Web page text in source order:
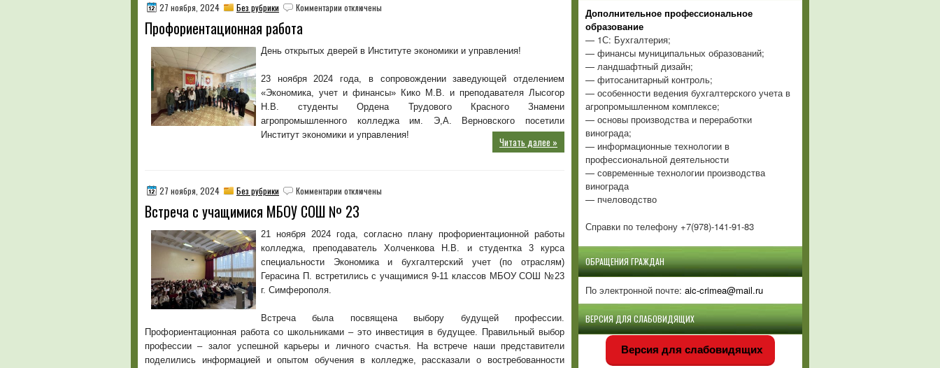
27 ноября, 2024 Без рубрики Комментарии к
работа
отключены
Профориентационная работа
День открытых дверей в Институте экономики и управления!
23 ноября 2024 года, в сопровождении заведующей отделением
«Экономика, учет и финансы» Кико М.В. и преподавателя Лысогор
Н.В. студенты Ордена Трудового Красного Знамени
агропромышленного колледжа им. Э,А. Верновского посетили
Институт экономики и управления!
Читать далее »
27 ноября, 2024 Без рубрики Комментарии к
Встреча
учащимися
МБОУ
СОШ
№
отключены
Встреча с учащимися МБОУ СОШ № 23
21 ноября 2024 года, согласно плану профориентационной работы
колледжа, преподаватель Холченкова Н.В. и студентка 3 курса
специальности Экономика и бухгалтерский учет (по отраслям)
Герасина П. встретились с учащимися 9-11 классов МБОУ СОШ №23
г. Симферополя.
Встреча была посвящена выбору будущей профессии.
Профориентационная работа со школьниками – это инвестиция в будущее. Правильный выбор
профессии – залог успешной карьеры и личного счастья. На встрече наши представители
поделились информацией и опытом обучения в колледже, рассказали о востребованности
Дополнительное профессиональное
образование
— 1С: Бухгалтерия;
— финансы муниципальных образований;
— ландшафтный дизайн;
— фитосанитарный контроль;
— особенности ведения бухгалтерского учета в
агропромышленном комплексе;
— основы производства и переработки
винограда;
— информационные технологии в
профессиональной деятельности
— современные технологии производства
винограда
— пчеловодство
Справки по телефону +7(978)-141-91-83
ОБРАЩЕНИЯ ГРАЖДАН
По электронной почте: aic-crimea@mail.ru
ВЕРСИЯ ДЛЯ СЛАБОВИДЯЩИХ
Версия для слабовидящих